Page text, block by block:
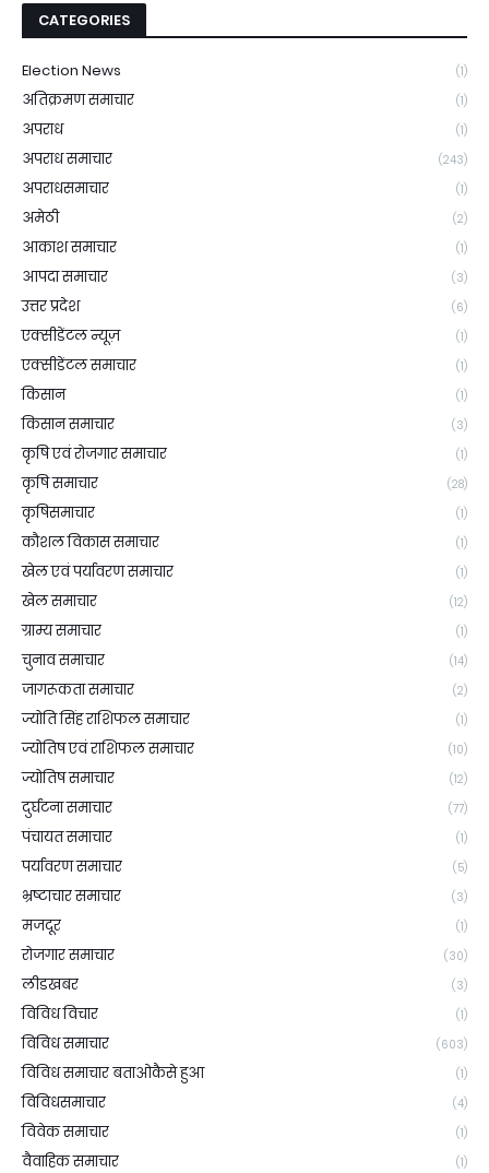
CATEGORIES
Election News (1)
अतिक्रमण समाचार (1)
अपराध (1)
अपराध समाचार (243)
अपराधसमाचार (1)
अमेठी (2)
आकाश समाचार (1)
आपदा समाचार (3)
उत्तर प्रदेश (6)
एक्सीडेंटल न्यूज़ (1)
एक्सीडेंटल समाचार (1)
किसान (1)
किसान समाचार (3)
कृषि एवं रोजगार समाचार (1)
कृषि समाचार (28)
कृषिसमाचार (1)
कौशल विकास समाचार (1)
खेल एवं पर्यावरण समाचार (1)
खेल समाचार (12)
ग्राम्य समाचार (1)
चुनाव समाचार (14)
जागरूकता समाचार (2)
ज्योति सिंह राशिफल समाचार (1)
ज्योतिष एवं राशिफल समाचार (10)
ज्योतिष समाचार (12)
दुर्घटना समाचार (77)
पंचायत समाचार (1)
पर्यावरण समाचार (5)
भ्रष्टाचार समाचार (3)
मजदूर (1)
रोजगार समाचार (30)
लीडखबर (3)
विविध विचार (1)
विविध समाचार (603)
विविध समाचार बताओकैसे हुआ (1)
विविधसमाचार (4)
विवेक समाचार (1)
वैवाहिक समाचार (1)